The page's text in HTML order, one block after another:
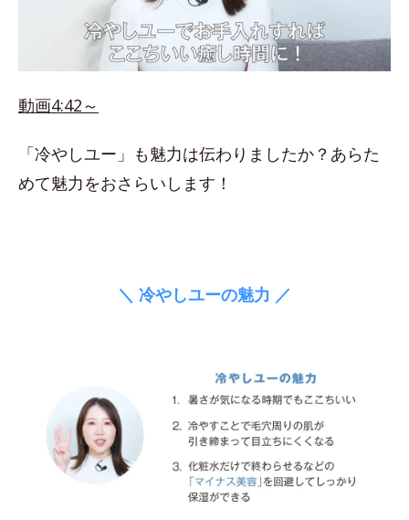
動画4:42～
「冷やしユー」も魅力は伝わりましたか？あらた
めて魅力をおさらいします！
＼ 冷やしユーの魅力 ／